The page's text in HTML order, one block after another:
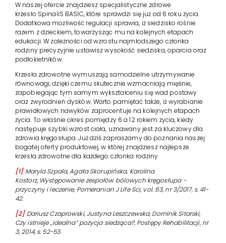
W naszej ofercie znajdziesz specjalistyczne zdrowe
krzesło SpinaliS BASIC, które sprawdzi się już od 6 roku życia.
Dodatkowa możliwość regulacji sprawia, iż siedzisko rośnie
razem z dzieckiem, towarzysząc mu na kolejnych etapach
edukacji. W zależności od wzrostu najmłodszego członka
rodziny precyzyjnie ustawisz wysokość siedziska, oparcia oraz
podłokietników.
Krzesła zdrowotne wymuszają samodzielne utrzymywanie
równowagi, dzięki czemu skutecznie wzmacniają mięśnie,
zapobiegając tym samym wykształceniu się wad postawy
oraz zwyrodnień dysków. Warto pamiętać także, iż wyrabianie
prawidłowych nawyków zaprocentuje na kolejnych etapach
życia. To właśnie okres pomiędzy 6 a 12 rokiem życia, kiedy
następuje szybki wzrost ciała, uznawany jest za kluczowy dla
zdrowia kręgosłupa. Już dziś zapraszamy do poznania naszej
bogatej oferty produktowej, w której znajdziesz najlepsze
krzesła zdrowotne dla każdego członka rodziny.
[1] Maryla Szpala, Agata Skorupińska, Karolina
Kostorz, Występowanie zespołów bólowych kręgosłupa –
przyczyny i leczenie, Pomeranian J Life Sci, vol. 63, nr 3/2017, s. 41-
42.
[2] Dariusz Czaprowski, Justyna Leszczewska, Dominik Sitarski,
Czy istnieje „idealna” pozycja siedząca?, Postępy Rehabilitacji, nr
3, 2014, s. 52-53.